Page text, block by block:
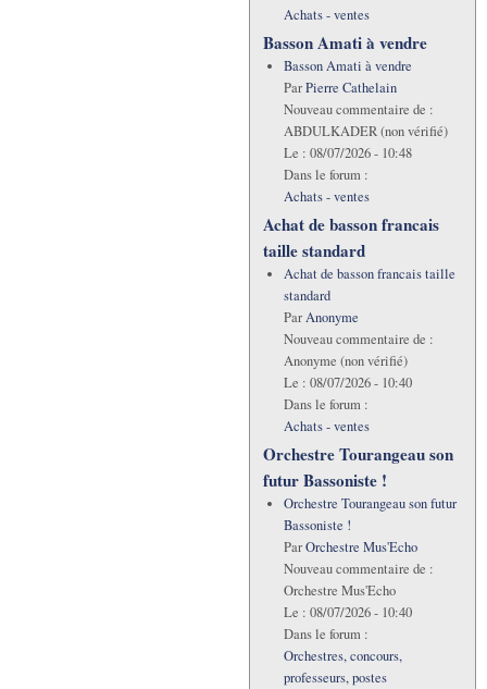
Achats - ventes
Basson Amati à vendre
Basson Amati à vendre
ParPierre Cathelain
Nouveau commentaire de :
ABDULKADER (non vérifié)
Le : 08/07/2026 - 10:48
Dans le forum :
Achats - ventes
Achat de basson francais
taille standard
Achat de basson francais taille
standard
ParAnonyme
Nouveau commentaire de :
Anonyme (non vérifié)
Le : 08/07/2026 - 10:40
Dans le forum :
Achats - ventes
Orchestre Tourangeau son
futur Bassoniste !
Orchestre Tourangeau son futur
Bassoniste !
ParOrchestre Mus'Echo
Nouveau commentaire de :
Orchestre Mus'Echo
Le : 08/07/2026 - 10:40
Dans le forum :
Orchestres, concours,
professeurs, postes